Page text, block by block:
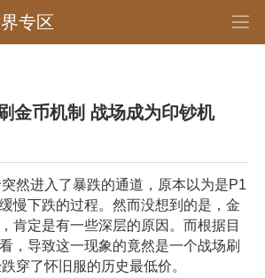
专区
界》 >
金币机制 战场成为印钞机
然进入了暴跌的通道，原本以为是P1
慢下跌的过程。然而没想到的是，金
肯定是有一些深层的原因。而根据目
，导致这一现象的竟然是一个战场刷
穿了怀旧服的历史最低价。